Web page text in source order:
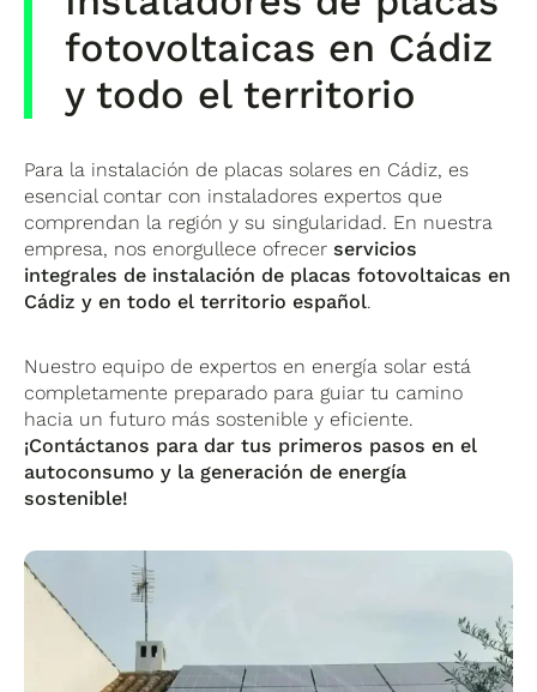
fotovoltaicas en Cádiz
y todo el territorio
Para la instalación de placas solares en Cádiz, es
esencial contar con instaladores expertos que
comprendan la región y su singularidad. En nuestra
empresa, nos enorgullece ofrecerservicios
integrales de instalación de placas fotovoltaicas en
Cádiz y en todo el territorio español.
Nuestro equipo de expertos en energía solar está
completamente preparado para guiar tu camino
hacia un futuro más sostenible y eficiente.
¡Contáctanos para dar tus primeros pasos en el
autoconsumo y la generación de energía
sostenible!